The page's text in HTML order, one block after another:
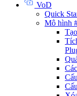
VoD
Quick
Mô hình